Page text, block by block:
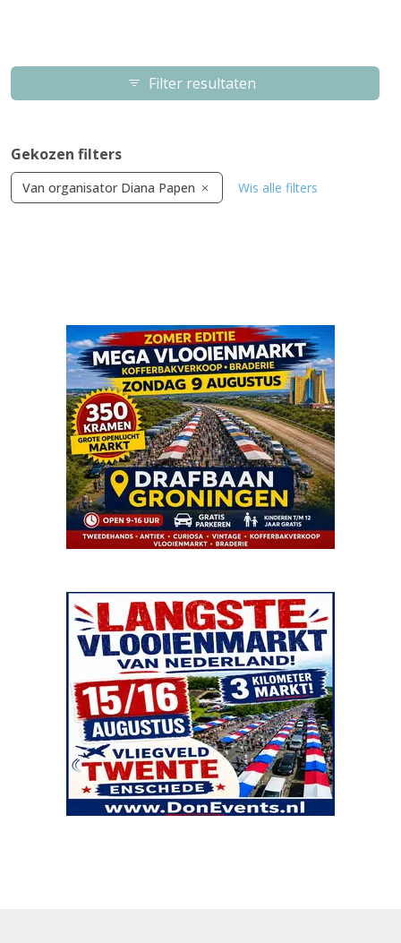
Filter resultaten
Gekozen filters
Van organisator Diana Papen Wis alle filters